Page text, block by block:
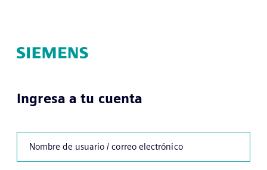
Saltar a creación de una nueva cuenta
Ingresa a tu cuenta